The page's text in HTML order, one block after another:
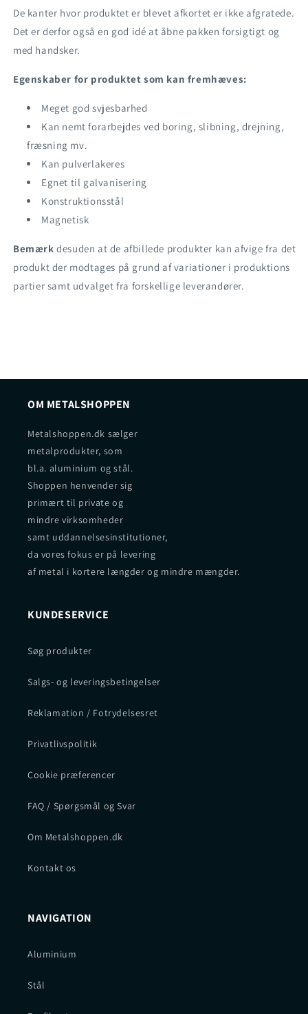
De kanter hvor produktet er blevet afkortet er ikke afgratede.
Det er derfor også en god idé at åbne pakken forsigtigt og
med handsker.
Egenskaber for produktet som kan fremhæves:
Meget god svjesbarhed
Kan nemt forarbejdes ved boring, slibning, drejning,
fræsning mv.
Kan pulverlakeres
Egnet til galvanisering
Konstruktionsstål
Magnetisk
Bemærk desuden at de afbillede produkter kan afvige fra det
produkt der modtages på grund af variationer i produktions
partier samt udvalget fra forskellige leverandører.
OM METALSHOPPEN
Metalshoppen.dk sælger
metalprodukter, som
bl.a. aluminium og stål.
Shoppen henvender sig
primært til private og
mindre virksomheder
samt uddannelsesinstitutioner,
da vores fokus er på levering
af metal i kortere længder og mindre mængder.
KUNDESERVICE
Søg produkter
Salgs- og leveringsbetingelser
Reklamation / Fotrydelsesret
Privatlivspolitik
Cookie præferencer
FAQ / Spørgsmål og Svar
Om Metalshoppen.dk
Kontakt os
NAVIGATION
Aluminium
Stål